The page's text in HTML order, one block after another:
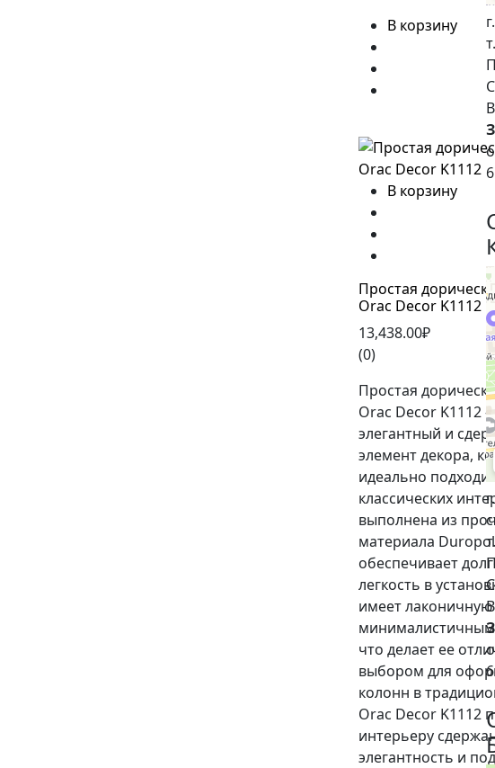
В корзину
В корзину
Простая
Orac Decor K1112
13,438.00₽
(0)
Простая
Orac Decor K1112 -
элегантный и
элемент декора,
идеально
классических
выполнена из
материала
обеспечивает
легкость в
имеет
что делает ее
выбором для
колонн в
Orac Decor K1112
интерьеру
элегантность и